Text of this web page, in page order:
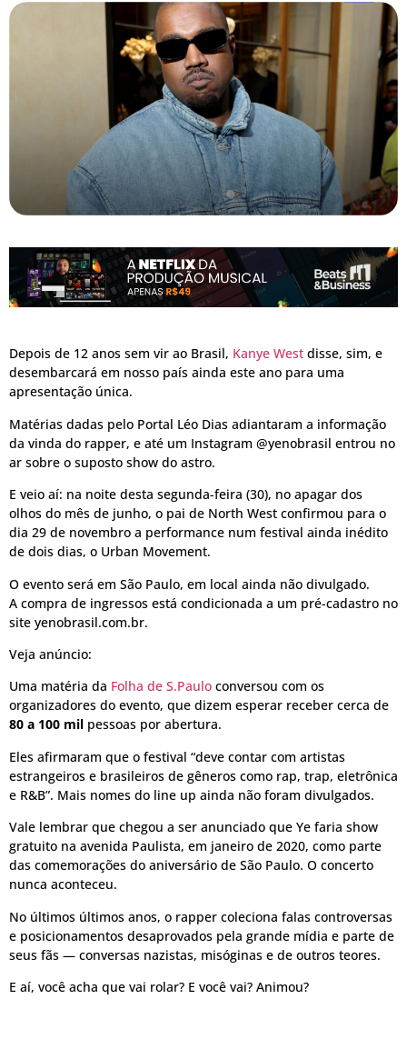
Depois de 12 anos sem vir ao Brasil, Kanye West disse, sim, e
desembarcará em nosso país ainda este ano para uma
apresentação única.
Matérias dadas pelo Portal Léo Dias adiantaram a informação
da vinda do rapper, e até um Instagram @yenobrasil entrou no
ar sobre o suposto show do astro.
E veio aí: na noite desta segunda-feira (30), no apagar dos
olhos do mês de junho, o pai de North West confirmou para o
dia 29 de novembro a performance num festival ainda inédito
de dois dias, o Urban Movement.
O evento será em São Paulo, em local ainda não divulgado.
A compra de ingressos está condicionada a um pré-cadastro no
site yenobrasil.com.br.
Veja anúncio:
Uma matéria da Folha de S.Paulo conversou com os
organizadores do evento, que dizem esperar receber cerca de
80 a 100 mil pessoas por abertura.
Eles afirmaram que o festival “deve contar com artistas
estrangeiros e brasileiros de gêneros como rap, trap, eletrônica
e R&B”. Mais nomes do line up ainda não foram divulgados.
Vale lembrar que chegou a ser anunciado que Ye faria show
gratuito na avenida Paulista, em janeiro de 2020, como parte
das comemorações do aniversário de São Paulo. O concerto
nunca aconteceu.
No últimos últimos anos, o rapper coleciona falas controversas
e posicionamentos desaprovados pela grande mídia e parte de
seus fãs — conversas nazistas, misóginas e de outros teores.
E aí, você acha que vai rolar? E você vai? Animou?